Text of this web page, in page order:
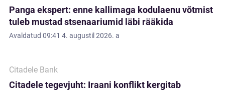
Panga ekspert: enne kallimaga kodulaenu võtmist
tuleb mustad stsenaariumid läbi rääkida
Avaldatud 09:41 4. augustil 2026. a
Citadele Bank
Citadele tegevjuht: Iraani konflikt kergitab